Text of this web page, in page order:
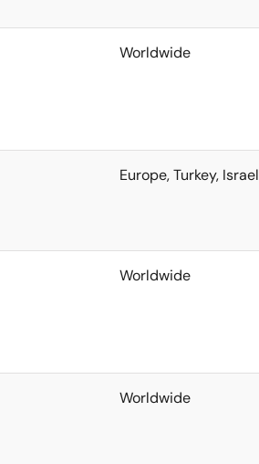
Worldwide
Europe, Turkey, Israel
Worldwide
Worldwide